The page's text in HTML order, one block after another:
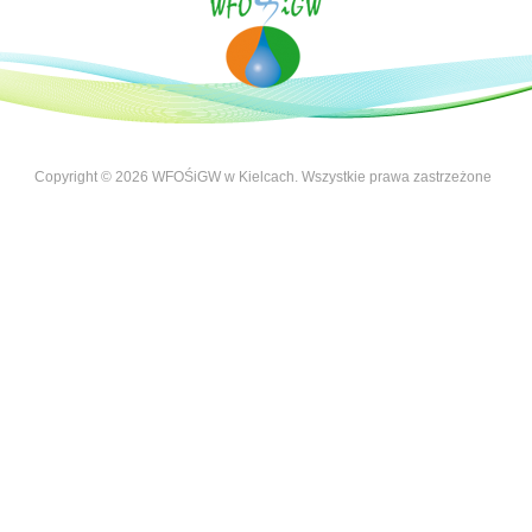
Copyright © 2026 WFOŚiGW w Kielcach. Wszystkie prawa zastrzeżone